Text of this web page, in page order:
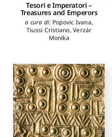
Tesori e Imperatori –
Treasures and Emperors
a cura di: Popovic Ivana,
Tiussi Cristiano,Verzár
Monika